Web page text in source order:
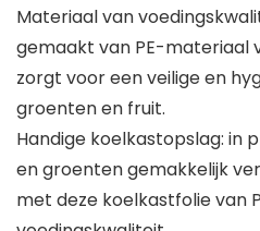
Materiaal van
gemaakt van PE-materiaal
zorgt voor een veilige en
groenten en fruit.
Handige koelkastopslag: in
en groenten gemakkelijk
met deze koelkastfolie van